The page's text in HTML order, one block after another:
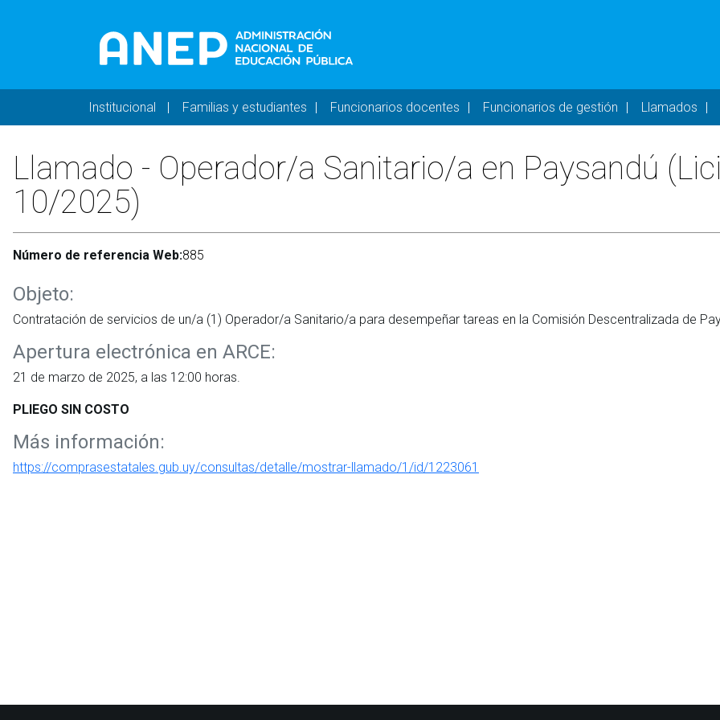
Navegación principal - DESKTOP
Institucional Familias y estudiantes Funcionarios docentes Funcionarios de gestión Llamados
Llamado - Operador/a Sanitario/a en Paysandú
10/2025)
Número de referencia Web:885
Objeto:
Contratación de servicios de un/a (1) Operador/a Sanitario/a para desempeñar tareas en la Comisión Descentralizada de
Apertura electrónica en ARCE:
21 de marzo de 2025, a las 12:00 horas.
PLIEGO SIN COSTO
Más información:
https://comprasestatales.gub.uy/consultas/detalle/mostrar-llamado/1/id/1223061